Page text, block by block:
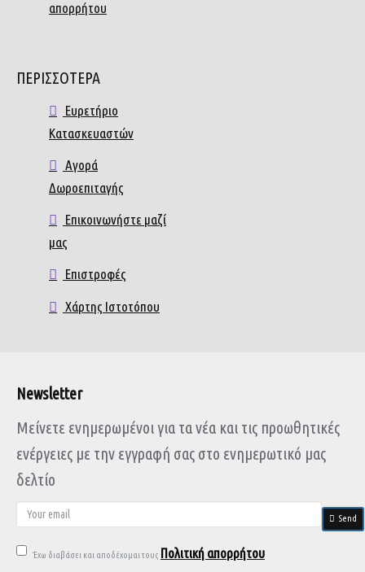
απορρήτου
ΠΕΡΙΣΣΟΤΕΡΑ
Ευρετήριο
Κατασκευαστών
Αγορά
Δωροεπιταγής
Επικοινωνήστε μαζί
μας
Επιστροφές
Χάρτης Ιστοτόπου
Newsletter
Μείνετε ενημερωμένοι για τα νέα και τις προωθητικές
ενέργειες με την εγγραφή σας στο ενημερωτικό μας
δελτίο
Send
Έχω διαβάσει και αποδέχομαι τους Πολιτική απορρήτου